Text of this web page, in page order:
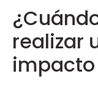
realizar